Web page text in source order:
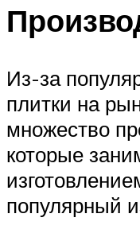
Из-за
плитки на
множество
которые
популярный